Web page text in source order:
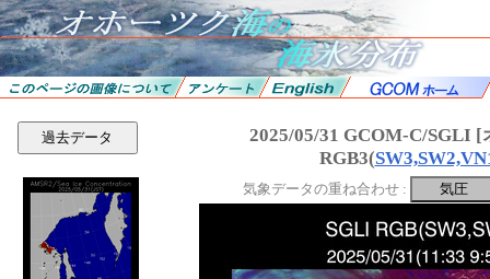
過去データ
2025/05/31 GCOM-C/SGLI [
RGB3(
気象データの重ね合わせ :